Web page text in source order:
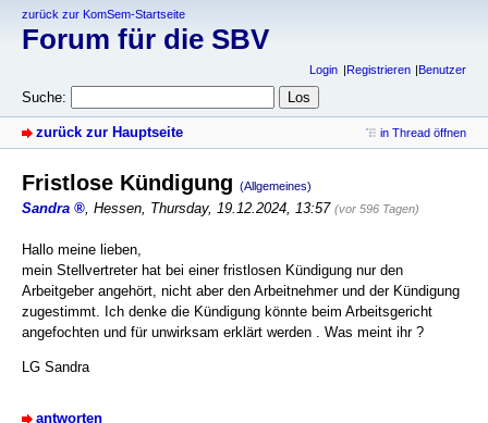
zurück zur KomSem-Startseite
Forum für die SBV
Login Registrieren Benutzer
Suche:
zurück zur Hauptseite in Thread öffnen
Fristlose Kündigung (Allgemeines)
Sandra , Hessen, Thursday, 19.12.2024, 13:57 (vor 596 Tagen)
Hallo meine lieben,
mein Stellvertreter hat bei einer fristlosen Kündigung nur den
Arbeitgeber angehört, nicht aber den Arbeitnehmer und der Kündigung
zugestimmt. Ich denke die Kündigung könnte beim Arbeitsgericht
angefochten und für unwirksam erklärt werden . Was meint ihr ?
LG Sandra
antworten